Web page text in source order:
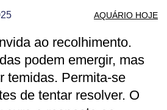
AQUÁRIO HOJE
PARA OUTRO
ao recolhimento.
podem emergir, mas
temidas. Permita-se
de tentar resolver. O